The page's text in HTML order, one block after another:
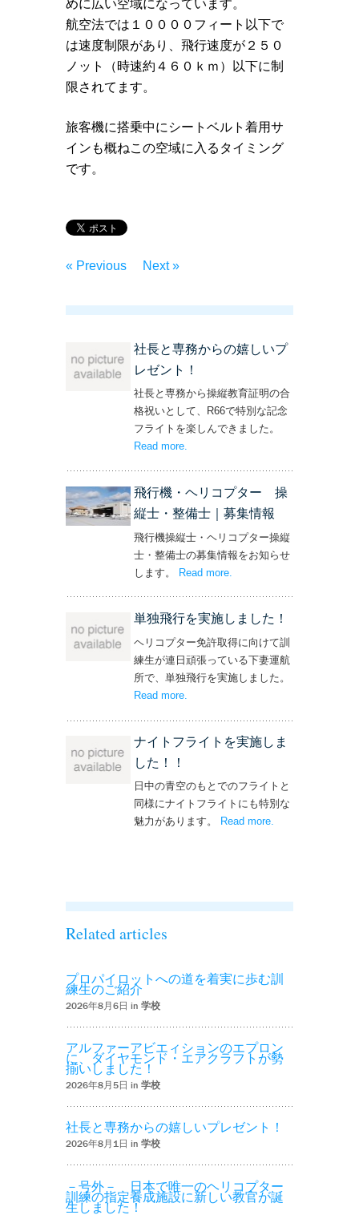
めに広い空域になっています。
航空法では１００００フィート以下で
は速度制限があり、飛行速度が２５０
ノット（時速約４６０ｋｍ）以下に制
限されてます。
旅客機に搭乗中にシートベルト着用サ
インも概ねこの空域に入るタイミング
です。
« Previous Next »
社長と専務からの嬉しいプ
レゼント！
社長と専務から操縦教育証明の合
格祝いとして、R66で特別な記念
フライトを楽しんできました。
Read more– ‘社長と専務からの嬉しいプレゼン
.
飛行機・ヘリコプター 操
縦士・整備士｜募集情報
飛行機操縦士・ヘリコプター操縦
士・整備士の募集情報をお知らせ
します。 Read more
単独飛行を実施しました！
ヘリコプター免許取得に向けて訓
練生が連日頑張っている下妻運航
所で、単独飛行を実施しました。
Read more– ‘単独飛行を実施しました！’
.
ナイトフライトを実施しま
した！！
日中の青空のもとでのフライトと
同様にナイトフライトにも特別な
魅力があります。
Read more– ‘ナイトフライト
.
Related articles
プロパイロットへの道を着実に歩む訓
練生のご紹介
2026年8月6日 in 学校
アルファーアビエィションのエプロン
に、ダイヤモンド・エアクラフトが勢
揃いしました！
2026年8月5日 in 学校
社長と専務からの嬉しいプレゼント！
2026年8月1日 in 学校
－号外－ 日本で唯一のヘリコプター
訓練の指定養成施設に新しい教官が誕
生しました！